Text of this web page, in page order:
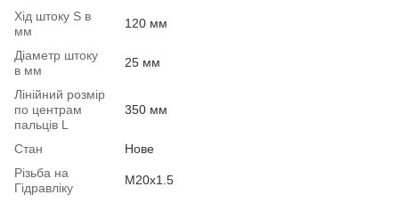
Хід штоку S в
мм
120 мм
Діаметр штоку
в мм
25 мм
Лінійний розмір
по центрам
пальців L
350 мм
Стан
Нове
Різьба на
Гідравліку
М20х1.5